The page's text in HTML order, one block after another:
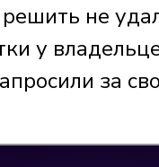
не
у
за